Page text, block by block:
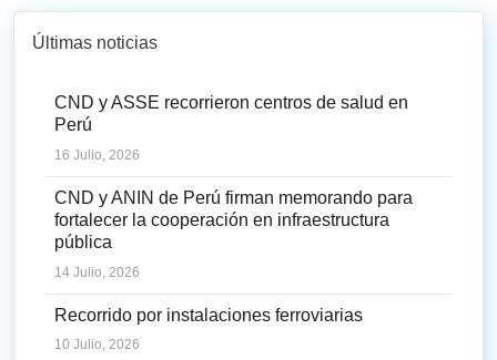
Últimas noticias
CND y ASSE recorrieron centros de salud en
Perú
16 Julio, 2026
CND y ANIN de Perú firman memorando para
fortalecer la cooperación en infraestructura
pública
14 Julio, 2026
Recorrido por instalaciones ferroviarias
10 Julio, 2026